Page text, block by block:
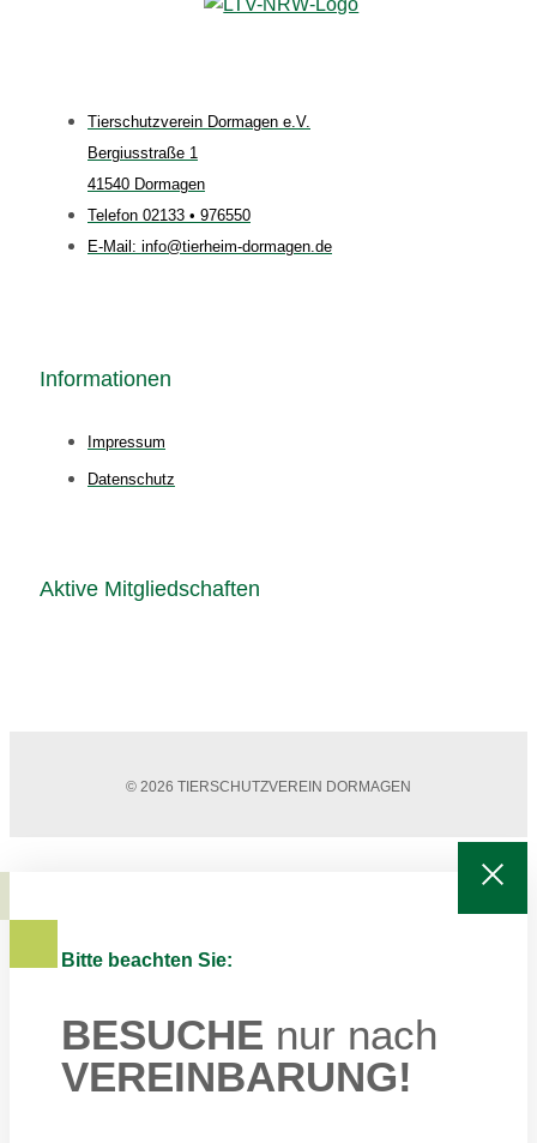
Tierschutzverein Dormagen e.V.
Bergiusstraße 1
41540 Dormagen
Telefon 02133 • 976550
E-Mail: info@tierheim-dormagen.de
Informationen
Impressum
Datenschutz
Aktive Mitgliedschaften
© 2026 TIERSCHUTZVEREIN DORMAGEN
Bitte beachten Sie:
BESUCHE nur nach
VEREINBARUNG!